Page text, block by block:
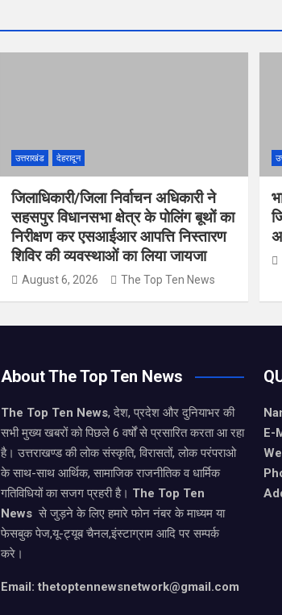
उत्तराखंड देहरादून
जिलाधिकारी/जिला निर्वाचन अधिकारी ने
सहसपुर विधानसभा क्षेत्र के पोलिंग बूथों का
निरीक्षण कर एसआईआर आपत्ति निस्तारण
शिविर की व्यवस्थाओं का लिया जायजा
August 6, 2026 The Top Ten News
About The Top Ten News
The Top Ten News, देश, प्रदेश और दुनियाभर की
सभी मुख्य खबरों को पिछले 6 वर्षों से प्रसारित करता आ रहा
है। उत्तराखण्ड की लोक संस्कृति, विरासतों, लोक परंपराओ
के साथ-साथ आर्थिक, सामाजिक राजनीतिक व धार्मिक
गतिविधियों का सजग प्रहरी है। The Top Ten
News से जुड़ने के लिए हमारे फोन नंबर के माध्यम या
फेसबुक पेज,यू-ट्यूब चैनल,इंस्टाग्राम आदि पर सम्पर्क
करे।
Email: thetoptennewsnetwork@gmail.com
E-